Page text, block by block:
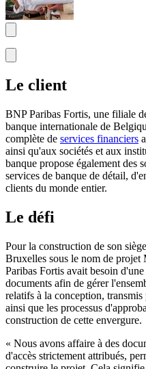
Le client
BNP Paribas Fortis, une filiale
banque internationale de
complète de services financiers
ainsi qu'aux sociétés et aux
banque propose également des
services de banque de détail,
clients du monde entier.
Le défi
Pour la construction de son
Bruxelles sous le nom de
Paribas Fortis avait besoin
documents afin de gérer
relatifs à la conception,
ainsi que les processus
construction de cette envergure.
« Nous avons affaire à des
d'accès strictement attribués,